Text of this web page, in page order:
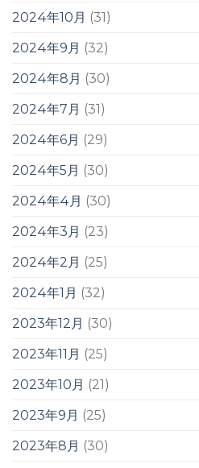
2024年10月 (31)
2024年9月 (32)
2024年8月 (30)
2024年7月 (31)
2024年6月 (29)
2024年5月 (30)
2024年4月 (30)
2024年3月 (23)
2024年2月 (25)
2024年1月 (32)
2023年12月 (30)
2023年11月 (25)
2023年10月 (21)
2023年9月 (25)
2023年8月 (30)